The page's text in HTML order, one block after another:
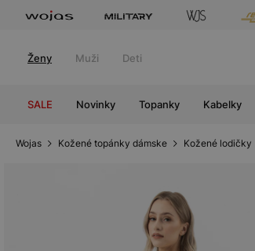
Ženy Muži Deti
SALE Novinky Topanky Kabelky
Wojas Kožené topánky dámske Kožené lodičky